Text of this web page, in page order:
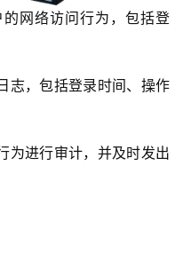
网络访问行为，包括登
志，包括登录时间、操作
为进行审计，并及时发出